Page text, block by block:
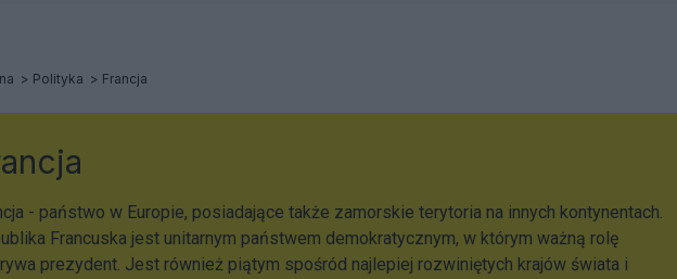
Polityka Francja
- państwo w Europie, posiadające także zamorskie terytoria na innych kontynentach.
Francuska jest unitarnym państwem demokratycznym, w którym ważną rolę
prezydent. Jest również piątym spośród najlepiej rozwiniętych krajów świata i